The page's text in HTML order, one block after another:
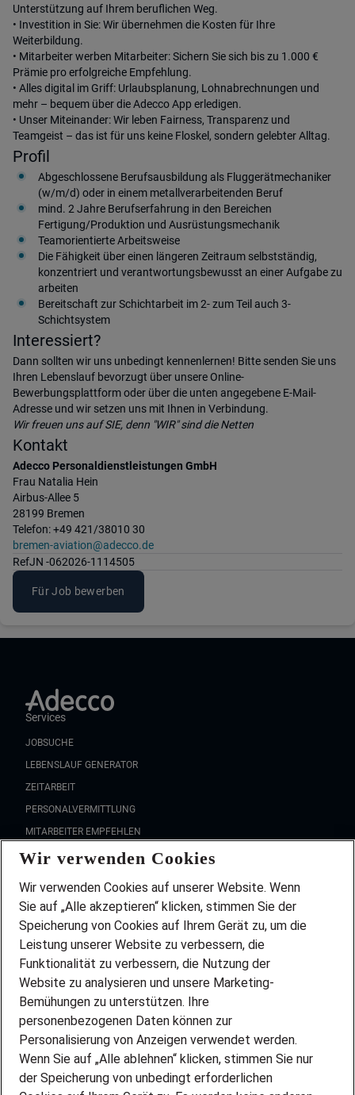
Unterstützung auf Ihrem beruflichen Weg.
• Investition in Sie: Wir übernehmen die Kosten für Ihre
Weiterbildung.
• Mitarbeiter werben Mitarbeiter: Sichern Sie sich bis zu 1.000 €
Prämie pro erfolgreiche Empfehlung.
• Alles digital im Griff: Urlaubsplanung, Lohnabrechnungen und
mehr – bequem über die Adecco App erledigen.
• Unser Miteinander: Wir leben Fairness, Transparenz und
Teamgeist – das ist für uns keine Floskel, sondern gelebter Alltag.
Profil
Abgeschlossene Berufsausbildung als Fluggerätmechaniker
(w/m/d) oder in einem metallverarbeitenden Beruf
mind. 2 Jahre Berufserfahrung in den Bereichen
Fertigung/Produktion und Ausrüstungsmechanik
Teamorientierte Arbeitsweise
Die Fähigkeit über einen längeren Zeitraum selbstständig,
konzentriert und verantwortungsbewusst an einer Aufgabe zu
arbeiten
Bereitschaft zur Schichtarbeit im 2- zum Teil auch 3-
Schichtsystem
Interessiert?
Dann sollten wir uns unbedingt kennenlernen! Bitte senden Sie uns
Ihren Lebenslauf bevorzugt über unsere Online-
Bewerbungsplattform oder über die unten angegebene E-Mail-
Adresse und wir setzen uns mit Ihnen in Verbindung.
Wir freuen uns auf SIE, denn "WIR" sind die Netten
Kontakt
Adecco Personaldienstleistungen GmbH
Frau Natalia Hein
Airbus-Allee 5
28199 Bremen
Telefon: +49 421/38010 30
bremen-aviation@adecco.de
RefJN -062026-1114505
Für Job bewerben
Services
JOBSUCHE
LEBENSLAUF GENERATOR
ZEITARBEIT
PERSONALVERMITTLUNG
MITARBEITER EMPFEHLEN
FAQ
Wir stellen ein!
DEINE BERUFSGRUPPE
DEINE LEBENSSITUATION
PARTNERSHIP WITH AIRBUS
INITIATIV BEWERBEN
ÜBER UNS
STANDORTE
BLOG
PRESSE
Wir verwenden Cookies
Wir verwenden Cookies auf unserer Website. Wenn
Sie auf „Alle akzeptieren“ klicken, stimmen Sie der
Speicherung von Cookies auf Ihrem Gerät zu, um die
Leistung unserer Website zu verbessern, die
Funktionalität zu verbessern, die Nutzung der
Website zu analysieren und unsere Marketing-
Bemühungen zu unterstützen. Ihre
personenbezogenen Daten können zur
Personalisierung von Anzeigen verwendet werden.
Wenn Sie auf „Alle ablehnen“ klicken, stimmen Sie nur
der Speicherung von unbedingt erforderlichen